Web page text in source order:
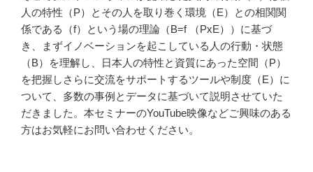
人の特性（P）とその人を取り巻く環境（E）との相関関
係である（f）という場の理論（B=f （PxE））に基づ
き、まずイノベーションを起こしている人の行動・状態
（B）を理解し、日本人の特性と資質にあった空間（P）
を把握しさらに交流をサポートするツールや制度（E）に
ついて、多数の事例とデータに基づいて説明させていた
だきました。本セミナーのYouTube映像などご興味のある
方はお気軽にお問い合わせください。